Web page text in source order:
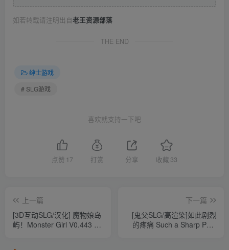
如若转载请注明出自老王资源部落
THE END
绅士游戏
# SLG游戏
喜欢就支持一下吧
点赞 17 打赏 分享 收藏 33
上一篇
[3D互动SLG/汉化] 魔物娘岛
屿！Monster Girl V0.443 汉
下一篇
[鬼父SLG/高渲染]如此剧烈
的疼痛 Such a Sharp Pain